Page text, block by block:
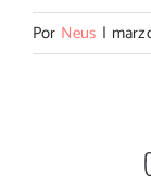
Por Neus |